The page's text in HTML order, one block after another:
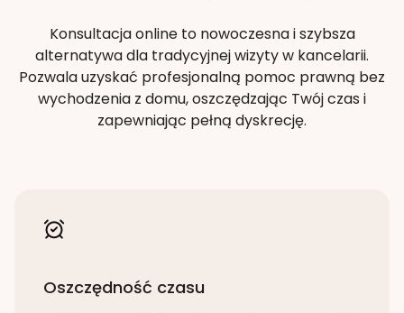
Konsultacja online to nowoczesna i szybsza
alternatywa dla tradycyjnej wizyty w kancelarii.
Pozwala uzyskać profesjonalną pomoc prawną bez
wychodzenia z domu, oszczędzając Twój czas i
zapewniając pełną dyskrecję.
Oszczędność czasu